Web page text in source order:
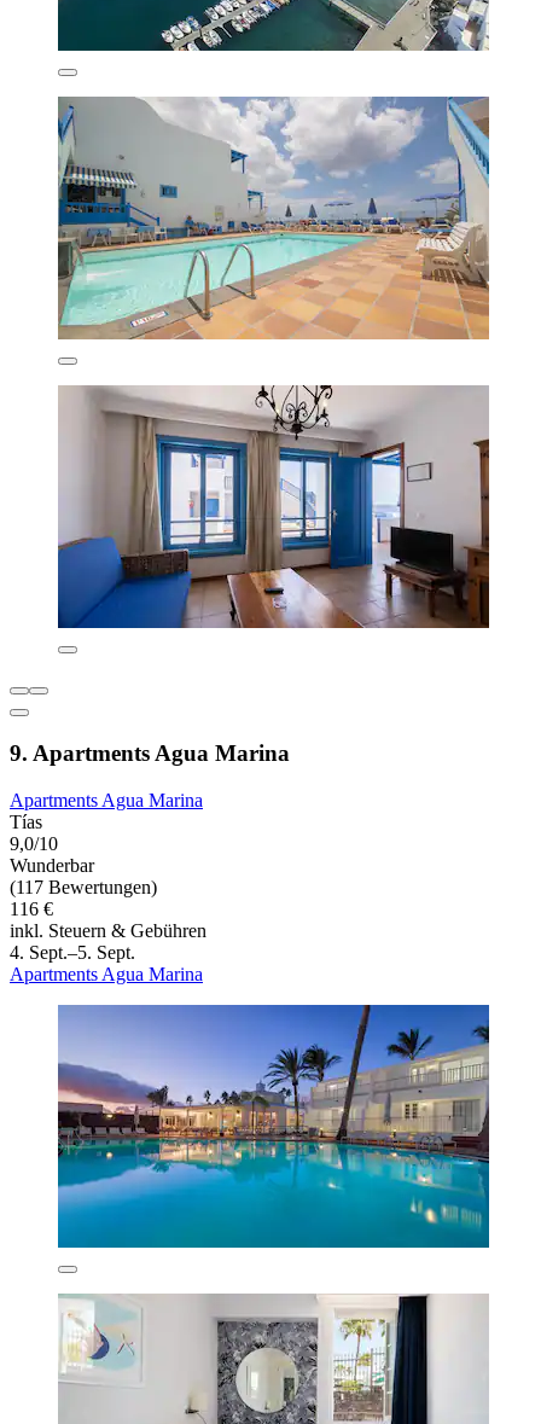
9. Apartments Agua Marina
Apartments Agua Marina
Tías
9,0/10
Wunderbar
(117 Bewertungen)
116 €
inkl. Steuern & Gebühren
4. Sept.–5. Sept.
Apartments Agua Marina